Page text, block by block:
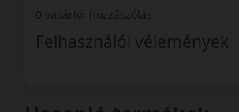
0 vásárlói hozzászólás
Felhasználói vélemények